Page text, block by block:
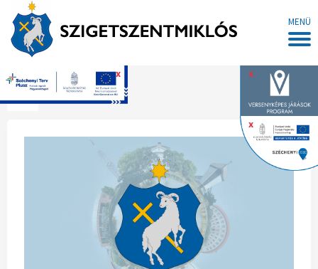
MENÜ
x
x
x
Főoldal